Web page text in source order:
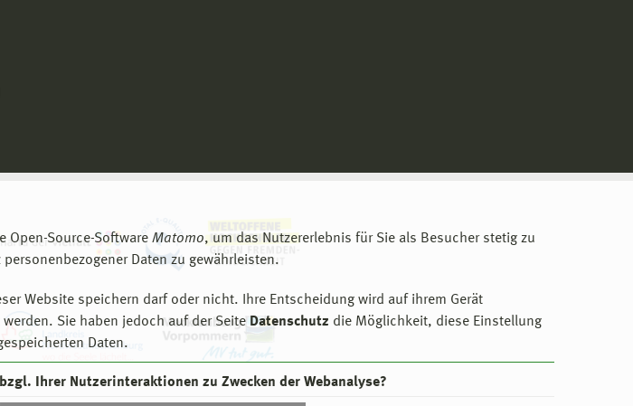
Open-Source-Software Matomo, um das Nutzererlebnis für Sie als Besucher stetig zu
Daten zu gewährleisten.
Website speichern darf oder nicht. Ihre Entscheidung wird auf ihrem Gerät
Sie haben jedoch auf der Seite Datenschutz die Möglichkeit, diese Einstellung
Daten.
Ihrer Nutzerinteraktionen zu Zwecken der Webanalyse?